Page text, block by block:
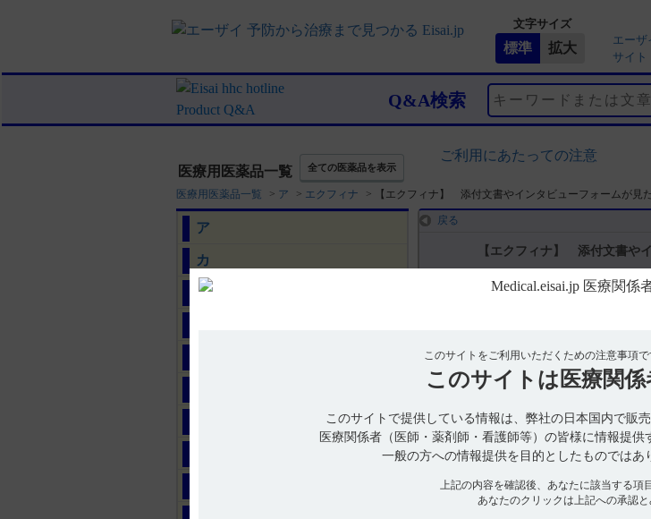
文字サイズ
エーザ
サイト
Q&A検索
医療用医薬品一覧 全ての医薬品を表示
ご利用にあたっての注意
医療用医薬品一覧 > ア > エクフィナ > 【エクフィナ】 添付文書やインタビューフォームが見た
ア
カ
サ
このサイトをご利用いただくための注意事項で
このサイトは 医療関係
このサイトで提供している情報は、弊社の日本国内で販
医療関係者（医師・薬剤師・看護師等）の皆様に情報提供
一般の方への情報提供を目的としたものではあ
上記の内容を確認後、あなたに該当する項
あなたのクリックは上記への承認と
戻る
【エクフィナ】 添付文書や
を掲載しております。
添付文書はこちらから
インタビューフォームはこちらから
その他の資材はこちら（エクフィナの製
お探しの資材が見つからない場合やご不